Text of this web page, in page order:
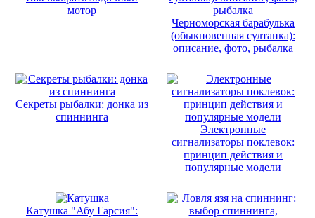
мотор
Черноморская барабулька
(обыкновенная султанка):
описание, фото, рыбалка
Секреты рыбалки: донка из
спиннинга
Электронные
сигнализаторы поклевок:
принцип действия и
популярные модели
Катушка "Абу Гарсия":